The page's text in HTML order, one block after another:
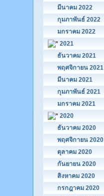
มีนาคม 2022
กุมภาพันธ์ 2022
มกราคม 2022
2021
ธันวาคม 2021
พฤศจิกายน 2021
มีนาคม 2021
กุมภาพันธ์ 2021
มกราคม 2021
2020
ธันวาคม 2020
พฤศจิกายน 2020
ตุลาคม 2020
กันยายน 2020
สิงหาคม 2020
กรกฎาคม 2020